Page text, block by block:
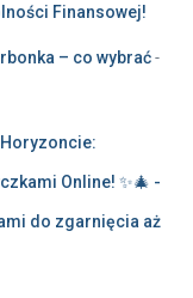
Finansowej!
– co wybrać-
Horyzoncie:
Online! ✨🎄 -
do zgarnięcia aż